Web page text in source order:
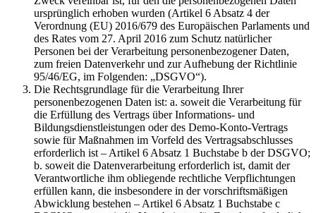
ursprünglich erhoben wurden (Artikel 6 Absatz 4 der
Verordnung (EU) 2016/679 des Europäischen Parlaments und
des Rates vom 27. April 2016 zum Schutz natürlicher
Personen bei der Verarbeitung personenbezogener Daten,
zum freien Datenverkehr und zur Aufhebung der Richtlinie
95/46/EG, im Folgenden: „DSGVO“).
Die Rechtsgrundlage für die Verarbeitung Ihrer
personenbezogenen Daten ist: a. soweit die Verarbeitung für
die Erfüllung des Vertrags über Informations- und
Bildungsdienstleistungen oder des Demo-Konto-Vertrags
sowie für Maßnahmen im Vorfeld des Vertragsabschlusses
erforderlich ist – Artikel 6 Absatz 1 Buchstabe b der DSGVO;
b. soweit die Datenverarbeitung erforderlich ist, damit der
Verantwortliche ihm obliegende rechtliche Verpflichtungen
erfüllen kann, die insbesondere in der vorschriftsmäßigen
Abwicklung bestehen – Artikel 6 Absatz 1 Buchstabe c